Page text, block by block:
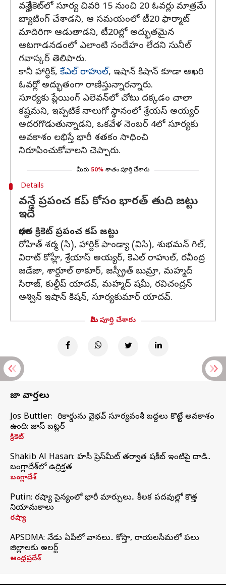
వన్డే క్రికెట్‌లో సూర్య చివరి 15 నుంచి 20 ఓవర్లు మాత్రమే
బ్యాటింగ్ చేశాడని, ఆ సమయంలో టీ20 ఫార్మాట్
మాదిరిగా ఆడుతాడని, టీ20ల్లో అద్భుతమైన
ఆటగాడనడంలో ఎలాంటి సందేహం లేదని సునీల్
గవాస్కర్ తెలిపారు.
కానీ హార్ధిక్, కేఎల్ రాహుల్, ఇషాన్ కిషాన్ కూడా ఆఖరి
ఓవర్లో అద్భుతంగా రాణిస్తున్నారన్నారు.
సూర్యకు ప్లేయింగ్ ఎలెవన్‌లో చోటు దక్కడం చాలా
కష్టమని, ఇప్పటికే నాలుగో స్థానంలో శ్రేయస్ అయ్యర్
అదరగొడుతున్నాడని, ఒకవేళ నెంబర్ 4లో సూర్యకు
అవకాశం లభిస్తే భారీ శతకం సాధించి
నిరూపించుకోవాలని చెప్పారు.
మీరు 50% శాతం పూర్తి చేశారు
Details
వన్డే ప్రపంచ కప్ కోసం భారత్ తుది జట్టు
ఇదే
భారత క్రికెట్ ప్రపంచ కప్ జట్టు
రోహిత్ శర్మ (సి), హార్దిక్ పాండ్యా (విసి), శుభమన్ గిల్,
విరాట్ కోహ్లీ, శ్రేయాస్ అయ్యర్, కెఎల్ రాహుల్, రవీంద్ర
జడేజా, శార్దూల్ ఠాకూర్, జస్ప్రీత్ బుమ్రా, మహ్మద్
సిరాజ్, కుల్దీప్ యాదవ్, మహ్మద్ షమీ, రవిచంద్రన్
అశ్విన్ ఇషాన్ కిషన్, సూర్యకుమార్ యాదవ్.
మీరు పూర్తి చేశారు
తాజా వార్తలు
Jos Buttler: నా రికార్డును వైభవ్ సూర్యవంశీ బద్దలు కొట్టే అవకాశం
ఉంది: జాస్ బట్లర్
క్రికెట్
Shakib Al Hasan: హసీనా ప్రెస్‌మీట్‌ తర్వాత షకీబ్‌ ఇంటిపై దాడి..
బంగ్లాదేశ్‌లో ఉద్రిక్తత
బంగ్లాదేశ్
Putin: రష్యా సైన్యంలో భారీ మార్పులు.. కీలక పదవుల్లో కొత్త
నియామకాలు
రష్యా
APSDMA: నేడు ఏపీలో వానలు.. కోస్తా, రాయలసీమలో పలు
జిల్లాలకు అలర్ట్
ఆంధ్రప్రదేశ్